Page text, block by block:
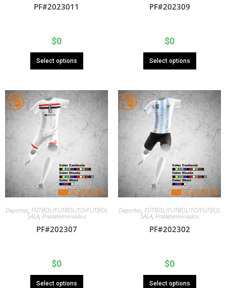
PF#2023011
$0
Select options
PF#202309
$0
Select options
Deportes, FÚTBOL/FUTBOLITO/FUTBOL
SALA, Predeterminados
PF#202307
$0
Select options
Deportes, FÚTBOL/FUTBOLITO/FUTBOL
SALA, Predeterminados
PF#202302
$0
Select options